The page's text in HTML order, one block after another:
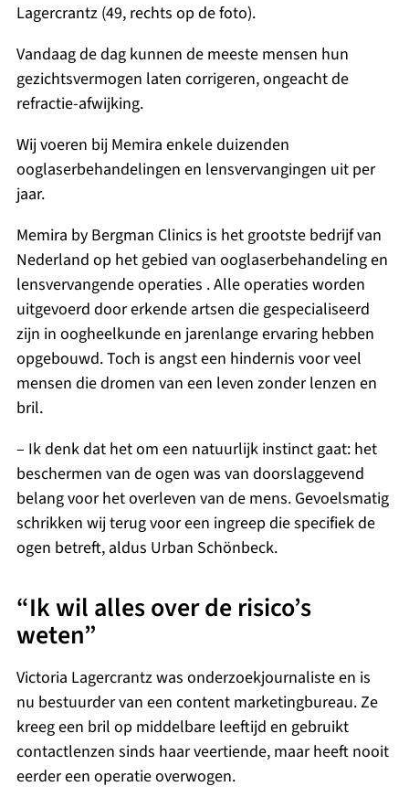
Lagercrantz (49, rechts op de foto).
Vandaag de dag kunnen de meeste mensen hun
gezichtsvermogen laten corrigeren, ongeacht de
refractie-afwijking.
Wij voeren bij Memira enkele duizenden
ooglaserbehandelingen en lensvervangingen uit per
jaar.
Memira by Bergman Clinics is het grootste bedrijf van
Nederland op het gebied van ooglaserbehandeling en
lensvervangende operaties . Alle operaties worden
uitgevoerd door erkende artsen die gespecialiseerd
zijn in oogheelkunde en jarenlange ervaring hebben
opgebouwd. Toch is angst een hindernis voor veel
mensen die dromen van een leven zonder lenzen en
bril.
– Ik denk dat het om een natuurlijk instinct gaat: het
beschermen van de ogen was van doorslaggevend
belang voor het overleven van de mens. Gevoelsmatig
schrikken wij terug voor een ingreep die specifiek de
ogen betreft, aldus Urban Schönbeck.
“Ik wil alles over de risico’s
weten”
Victoria Lagercrantz was onderzoekjournaliste en is
nu bestuurder van een content marketingbureau. Ze
kreeg een bril op middelbare leeftijd en gebruikt
contactlenzen sinds haar veertiende, maar heeft nooit
eerder een operatie overwogen.